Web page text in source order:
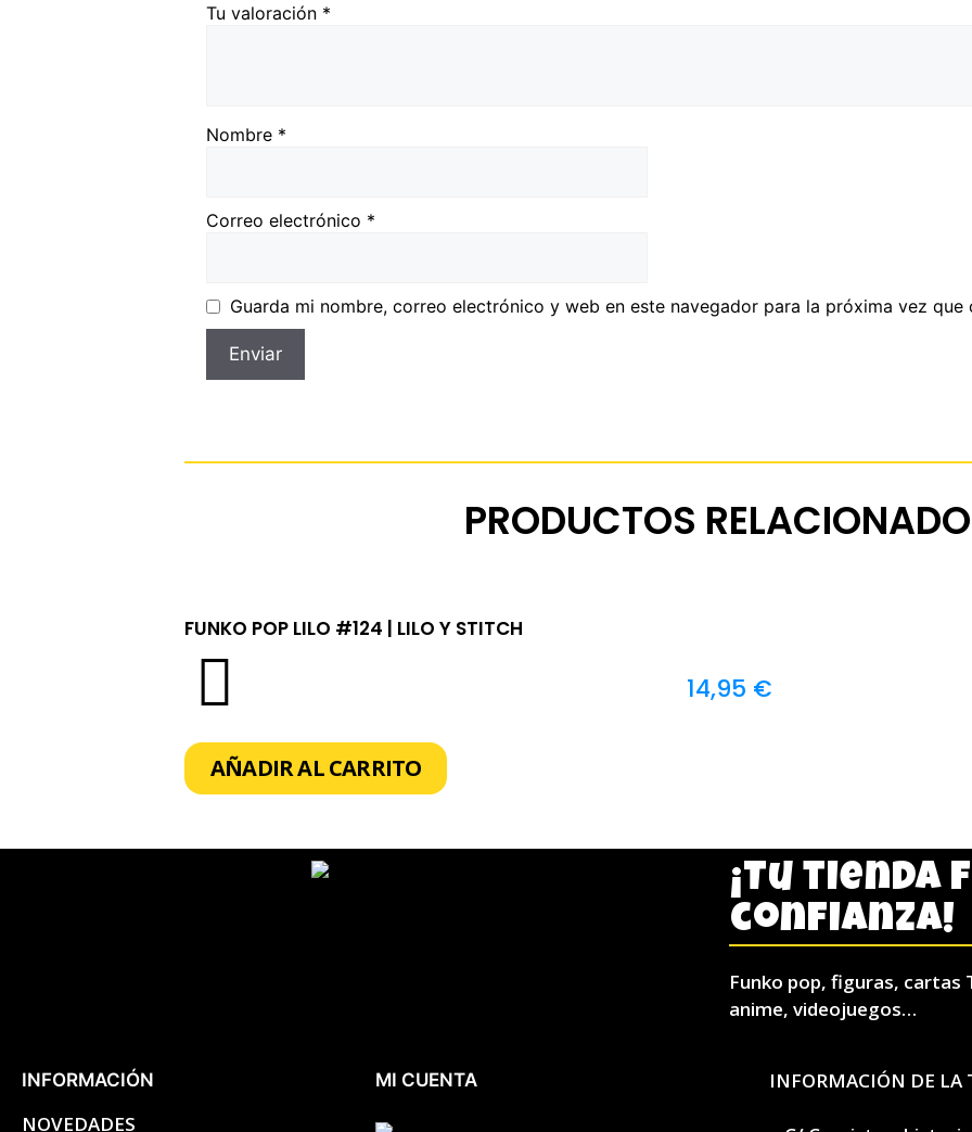
Tu valoración *
Nombre *
Correo electrónico *
Guarda mi nombre, correo electrónico y web en este navegador para la próxima vez que
PRODUCTOS
FUNKO POP LILO #124 | LILO Y STITCH
14,95 €
AÑADIR AL CARRITO
¡Tu tienda
confianza!
Funko pop, figuras, cartas
anime, videojuegos…
INFORMACIÓN
NOVEDADES
MI CUENTA INFORMACIÓN DE LA